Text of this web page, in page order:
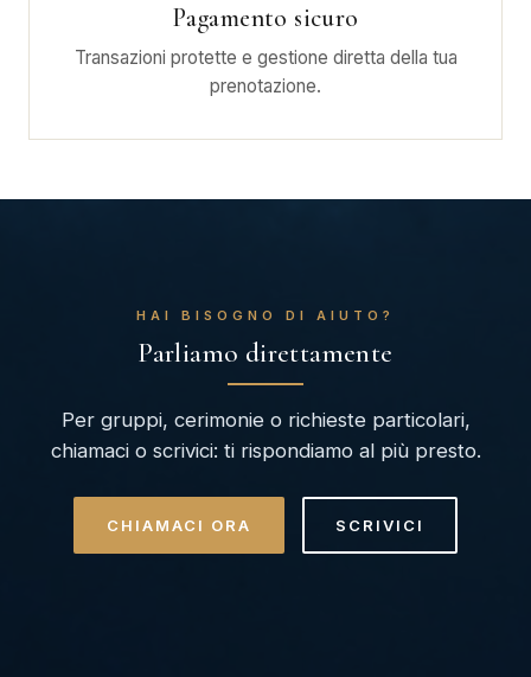
Pagamento sicuro
Transazioni protette e gestione diretta della tua
prenotazione.
HAI BISOGNO DI AIUTO?
Parliamo direttamente
Per gruppi, cerimonie o richieste particolari,
chiamaci o scrivici: ti rispondiamo al più presto.
CHIAMACI ORA SCRIVICI